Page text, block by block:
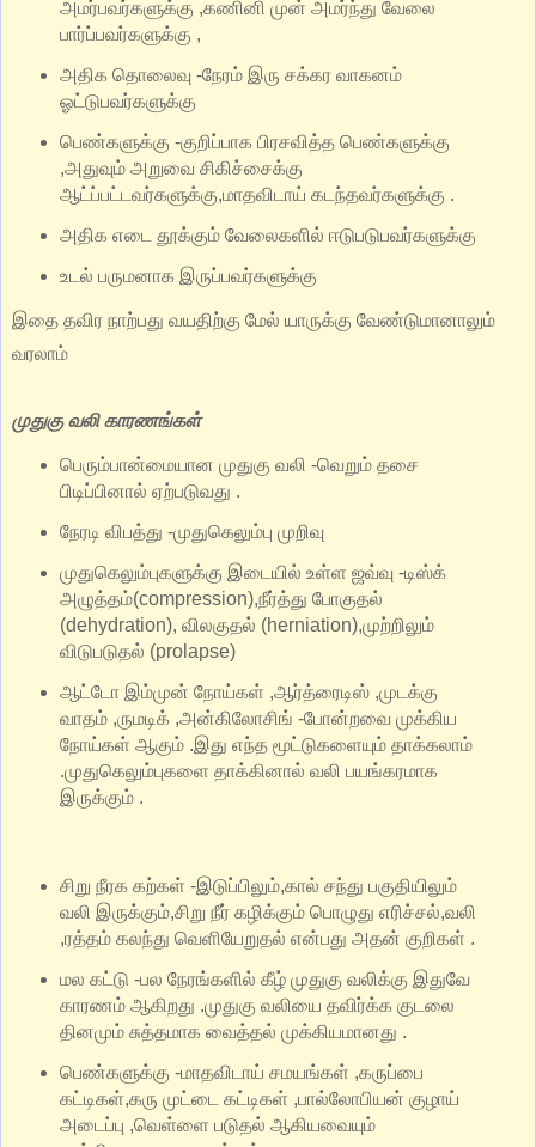
அமர்பவர்களுக்கு ,கணினி முன் அமர்ந்து வேலை
பார்ப்பவர்களுக்கு ,
அதிக தொலைவு -நேரம் இரு சக்கர வாகனம்
ஓட்டுபவர்களுக்கு
பெண்களுக்கு -குறிப்பாக பிரசவித்த பெண்களுக்கு
,அதுவும் அறுவை சிகிச்சைக்கு
ஆட்ப்பட்டவர்களுக்கு,மாதவிடாய் கடந்தவர்களுக்கு .
அதிக எடை தூக்கும் வேலைகளில் ஈடுபடுபவர்களுக்கு
உடல் பருமனாக இருப்பவர்களுக்கு
இதை தவிர நாற்பது வயதிற்கு மேல் யாருக்கு வேண்டுமானாலும்
வரலாம்
முதுகு வலி காரணங்கள்
பெரும்பான்மையான முதுகு வலி -வெறும் தசை
பிடிப்பினால் ஏற்படுவது .
நேரடி விபத்து -முதுகெலும்பு முறிவு
முதுகெலும்புகளுக்கு இடையில் உள்ள ஜவ்வு -டிஸ்க்
அழுத்தம்(compression),நீர்த்து போகுதல்
(dehydration), விலகுதல் (herniation),முற்றிலும்
விடுபடுதல் (prolapse)
ஆட்டோ இம்முன் நோய்கள் ,ஆர்த்ரைடிஸ் ,முடக்கு
வாதம் ,ருமடிக் ,அன்கிலோசிங் -போன்றவை முக்கிய
நோய்கள் ஆகும் .இது எந்த மூட்டுகளையும் தாக்கலாம்
.முதுகெலும்புகளை தாக்கினால் வலி பயங்கரமாக
இருக்கும் .
சிறு நீரக கற்கள் -இடுப்பிலும்,கால் சந்து பகுதியிலும்
வலி இருக்கும்,சிறு நீர் கழிக்கும் பொழுது எரிச்சல்,வலி
,ரத்தம் கலந்து வெளியேறுதல் என்பது அதன் குறிகள் .
மல கட்டு -பல நேரங்களில் கீழ் முதுகு வலிக்கு இதுவே
காரணம் ஆகிறது .முதுகு வலியை தவிர்க்க குடலை
தினமும் சுத்தமாக வைத்தல் முக்கியமானது .
பெண்களுக்கு -மாதவிடாய் சமயங்கள் ,கருப்பை
கட்டிகள்,கரு முட்டை கட்டிகள் ,பால்லோபியன் குழாய்
அடைப்பு ,வெள்ளை படுதல் ஆகியவையும்